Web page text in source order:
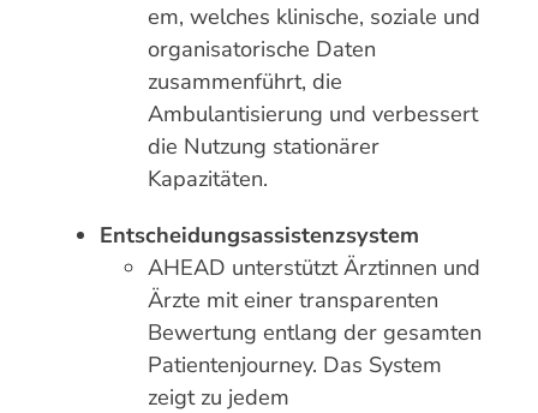
em, welches klinische, soziale und
organisatorische Daten
zusammenführt, die
Ambulantisierung und verbessert
die Nutzung stationärer
Kapazitäten.
Entscheidungsassistenzsystem
AHEAD unterstützt Ärztinnen und
Ärzte mit einer transparenten
Bewertung entlang der gesamten
Patientenjourney. Das System
zeigt zu jedem